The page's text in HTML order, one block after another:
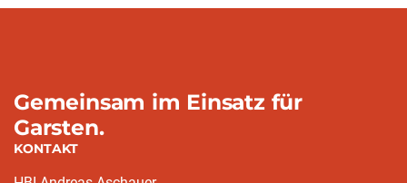
Gemeinsam im Einsatz für
Garsten.
KONTAKT